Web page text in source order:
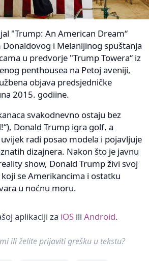
"Trump: An American Dream“
i Melanijinog spuštanja
u predvorje "Trump Towera“ iz
penthousea na Petoj aveniji,
objava predsjedničke
2015. godiine.
svakodnevno ostaju bez
Donald Trump igra golf, a
radi posao modela i pojavljuje
dizajnera. Nakon što je javnu
show, Donald Trump živi svoj
se Amerikancima i ostatku
u noćnu moru.
aplikaciji za iOS ili Android.
ili želite prijaviti grešku u tekstu?